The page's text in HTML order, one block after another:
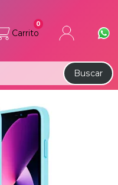
Carrito
0
Buscar